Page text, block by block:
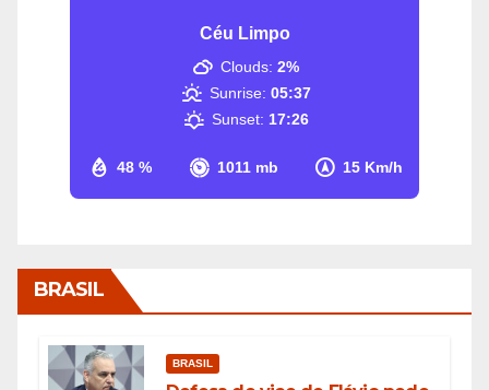
Céu Limpo
48 % 1011 mb 15 Km/h
Clouds: 2%
Sunrise: 05:37
Sunset: 17:26
BRASIL
BRASIL